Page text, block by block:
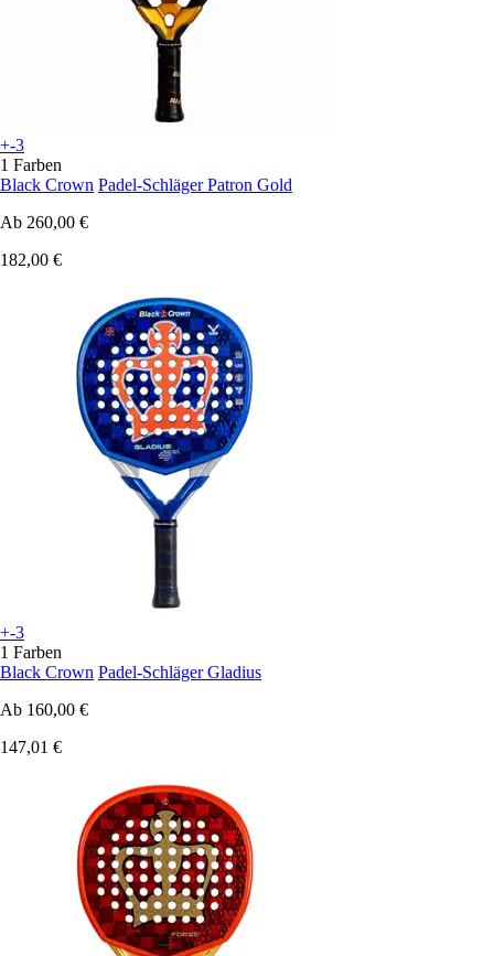
+-3
1 Farben
Black Crown Padel-Schläger Patron Gold
Ab 260,00 €
182,00 €
+-3
1 Farben
Black Crown Padel-Schläger Gladius
Ab 160,00 €
147,01 €